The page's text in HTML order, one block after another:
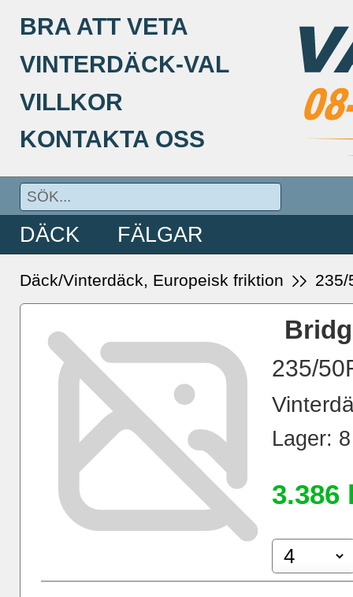
BRA ATT VETA
VINTERDÄCK-VAL
VILLKOR
KONTAKTA OSS
DÄCK FÄLGAR
Däck/Vinterdäck, Europeisk friktion 235/
235/
Lager:
3.386